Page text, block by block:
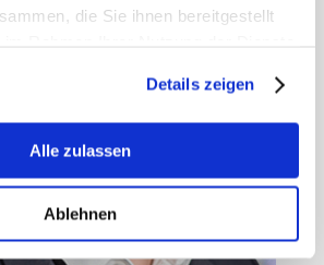
die Sie ihnen bereitgestellt
Details zeigen
Alle zulassen
Ablehnen